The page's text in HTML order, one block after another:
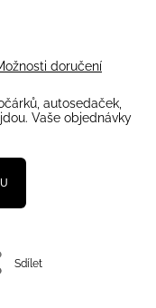
doručení
autosedaček,
Vaše objednávky
Sdílet